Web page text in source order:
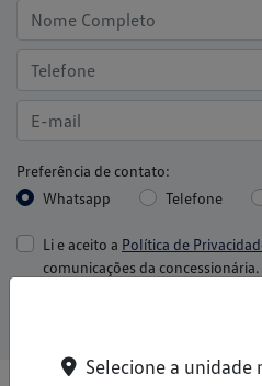
Preferência de contato:
Whatsapp
Telefone
Li e aceito a Política de
comunicações da concessionária.
Selecione a unidade